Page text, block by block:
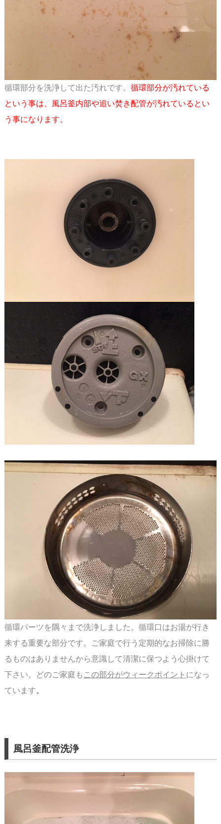
循環部分を洗浄して出た汚れです。 循環部分が汚れている
という事は、風呂釜内部や追い焚き配管が汚れているとい
う事になります。
循環パーツを隅々まで洗浄しました。循環口はお湯が行き
来する重要な部分です。ご家庭で行う定期的なお掃除に勝
るものはありませんから意識して清潔に保つよう心掛けて
下さい。
どのご家庭も この部分がウィークポイント になっ
ています。
風呂釜配管洗浄